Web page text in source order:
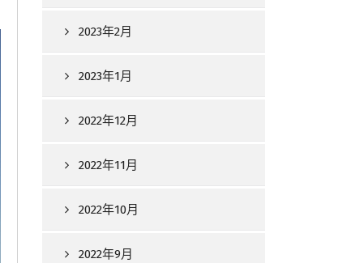
2023年2月
2023年1月
2022年12月
2022年11月
2022年10月
2022年9月